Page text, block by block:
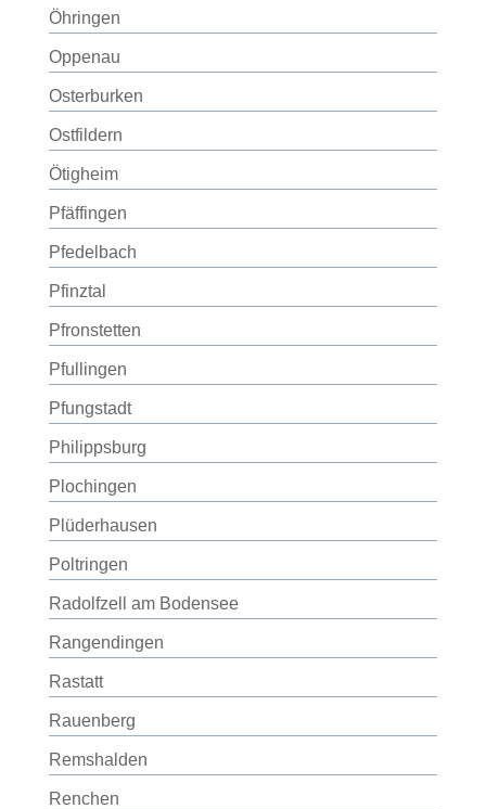
Öhringen
Oppenau
Osterburken
Ostfildern
Ötigheim
Pfäffingen
Pfedelbach
Pfinztal
Pfronstetten
Pfullingen
Pfungstadt
Philippsburg
Plochingen
Plüderhausen
Poltringen
Radolfzell am Bodensee
Rangendingen
Rastatt
Rauenberg
Remshalden
Renchen